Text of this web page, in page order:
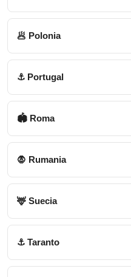
🥟 Polonia
⚓ Portugal
🏟 Roma
🧛 Rumania
🦌 Suecia
⚓ Taranto